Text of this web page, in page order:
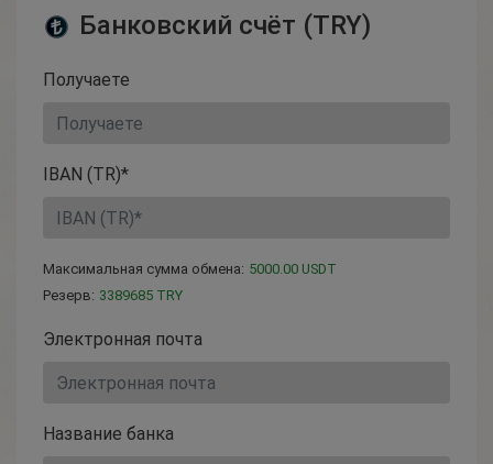
Банковский счёт (TRY)
Получаете
IBAN (TR)*
Максимальная сумма обмена: 5000.00 USDT
Резерв: 3389685 TRY
Электронная почта
Название банка